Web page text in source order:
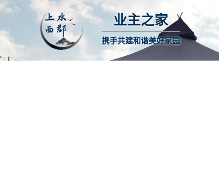
业主之家
携手共建和谐美好家园